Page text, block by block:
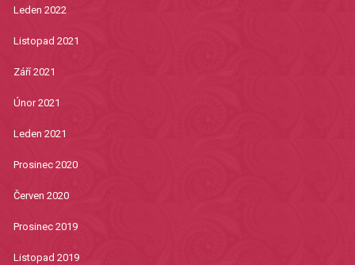
Leden 2022
Listopad 2021
Září 2021
Únor 2021
Leden 2021
Prosinec 2020
Červen 2020
Prosinec 2019
Listopad 2019